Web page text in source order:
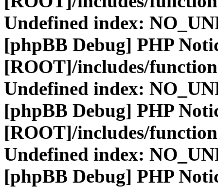
Undefined index:
[phpBB Debug] PHP
[ROOT]/includes/
Undefined index:
[phpBB Debug] PHP
[ROOT]/includes/
Undefined index:
[phpBB Debug] PHP